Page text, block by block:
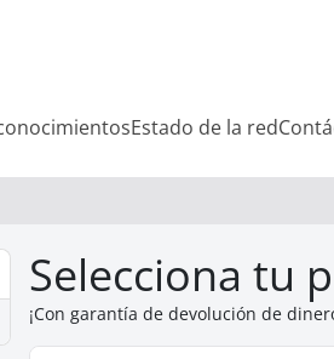
Estado de la red
Selecciona tu
¡Con garantía de devolución de